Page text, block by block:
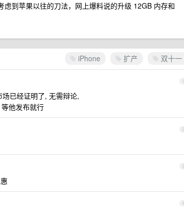
到苹果以往的刀法，网上爆料说的升级 12GB 内存和
iPhone 扩产 双十一
1
已经证明了, 无需辩论,
他发布就行
2
3
4